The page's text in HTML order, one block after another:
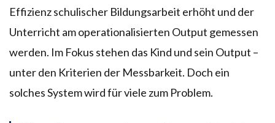
Effizienz schulischer Bildungsarbeit erhöht und der
Unterricht am operationalisierten Output gemessen
werden. Im Fokus stehen das Kind und sein Output –
unter den Kriterien der Messbarkeit. Doch ein
solches System wird für viele zum Problem.